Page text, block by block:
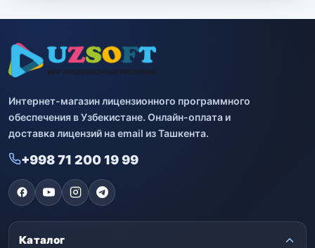
Интернет-магазин лицензионного программного
обеспечения в Узбекистане. Онлайн-оплата и
доставка лицензий на email из Ташкента.
+998 71 200 19 99
Каталог